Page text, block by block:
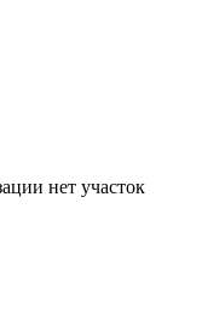
нет участок